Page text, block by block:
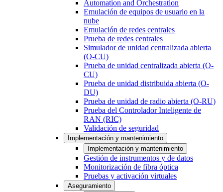
Automation and Orchestration
Emulación de equipos de usuario en la
nube
Emulación de redes centrales
Prueba de redes centrales
Simulador de unidad centralizada abierta
(O-CU)
Prueba de unidad centralizada abierta (O-
CU)
Prueba de unidad distribuida abierta (O-
DU)
Prueba de unidad de radio abierta (O-RU)
Prueba del Controlador Inteligente de
RAN (RIC)
Validación de seguridad
Implementación y mantenimiento
Implementación y mantenimiento
Gestión de instrumentos y de datos
Monitorización de fibra óptica
Pruebas y activación virtuales
Aseguramiento